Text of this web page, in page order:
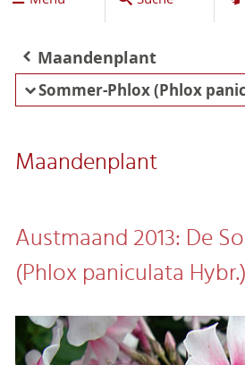
Maandenplant
Sommer-Phlox (Phlox
Maandenplant
Austmaand 2013: De
(Phlox paniculata Hybr.)